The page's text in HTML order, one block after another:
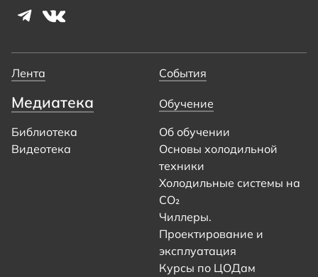
Лента События
Медиатека
Библиотека
Видеотека
Обучение
Об обучении
Основы холодильной
техники
Холодильные системы на
CO₂
Чиллеры.
Проектирование и
эксплуатация
Курсы по ЦОДам